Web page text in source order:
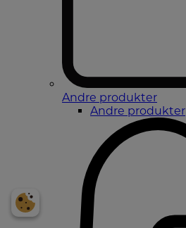
Andre produkter
Andre produkter